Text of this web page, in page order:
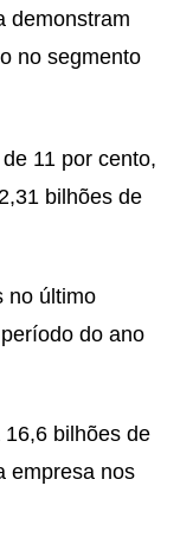
demonstram
no segmento
11 por cento,
bilhões de
no último
do ano
bilhões de
empresa nos